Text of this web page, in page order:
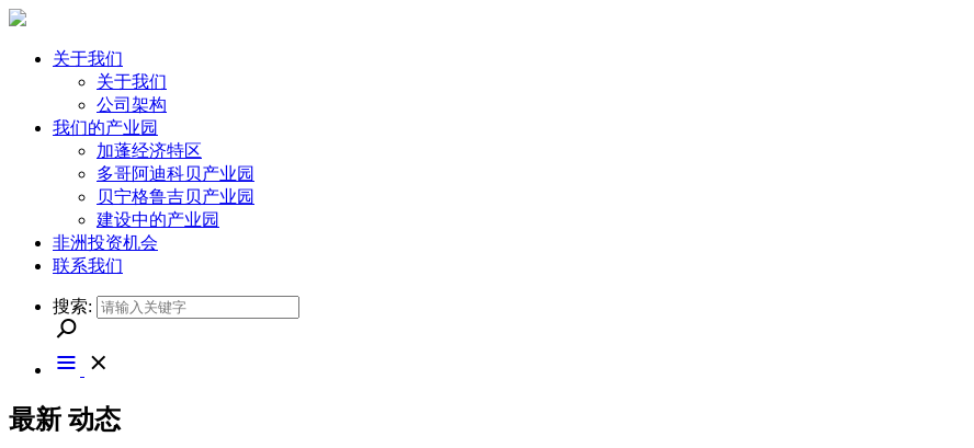
关于我们
关于我们
公司架构
我们的产业园
加蓬经济特区
多哥阿迪科贝产业园
贝宁格鲁吉贝产业园
建设中的产业园
非洲投资机会
联系我们
搜索:
最新 动态